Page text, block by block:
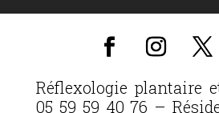
Réflexologie plantaire
05 59 59 40 76 –